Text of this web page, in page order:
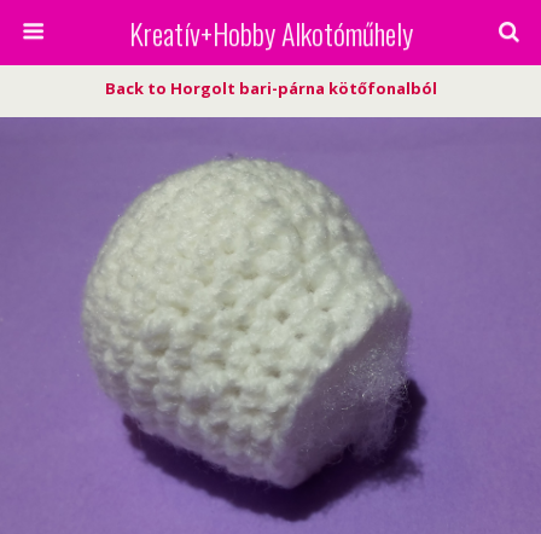
Kreatív+Hobby Alkotóműhely
Back to Horgolt bari-párna kötőfonalból